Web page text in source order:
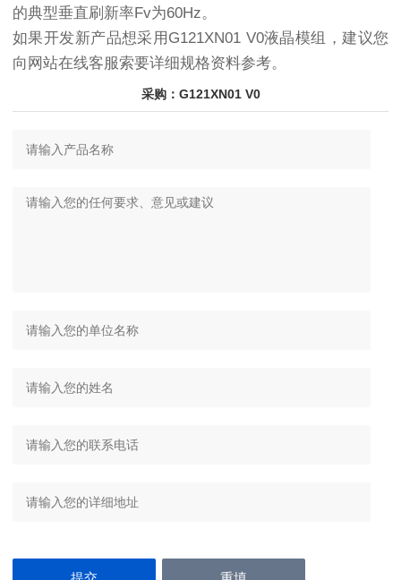
的典型垂直刷新率Fv为60Hz。
如果开发新产品想采用G121XN01 V0液晶模组，建议您
向网站在线客服索要详细规格资料参考。
采购：G121XN01 V0